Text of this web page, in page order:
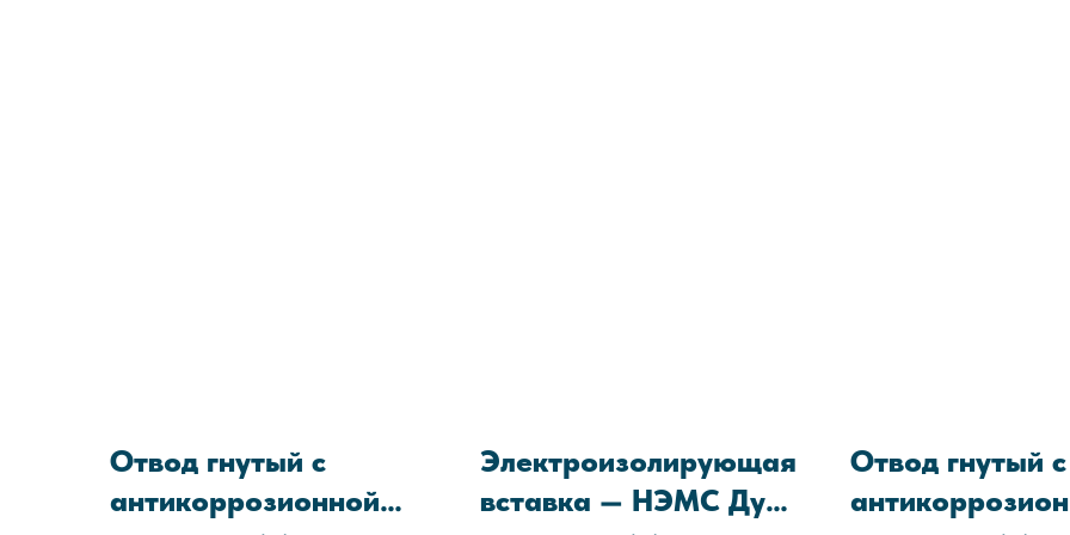
Отвод гнутый с
антикоррозионной
Электроизолирующая
вставка — НЭМС Ду
Отвод гнутый с